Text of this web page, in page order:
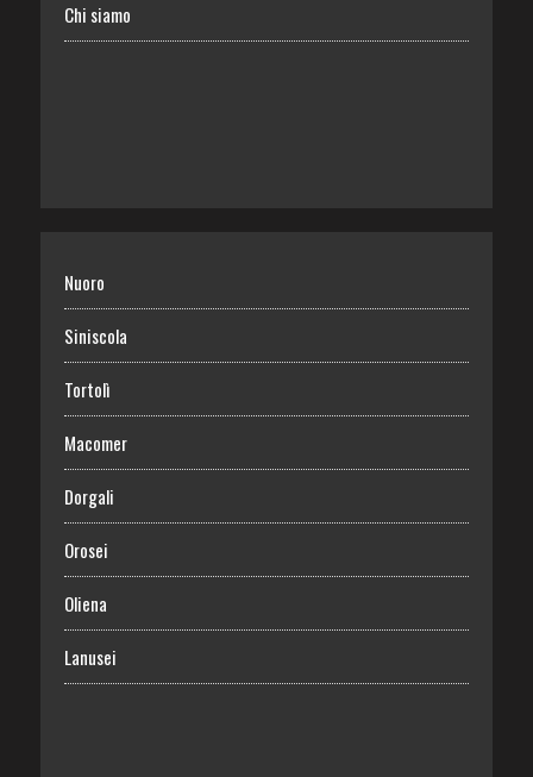
Chi siamo
Nuoro
Siniscola
Tortolì
Macomer
Dorgali
Orosei
Oliena
Lanusei